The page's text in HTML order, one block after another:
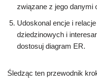
związane z jego danymi
Udoskonal encje i
dziedzinowych i
dostosuj diagram ER.
Śledząc ten przewodnik